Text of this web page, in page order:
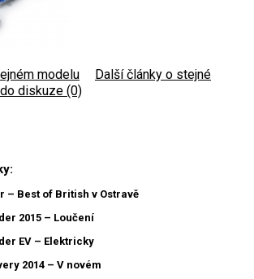
modelu
Další články o stejné
diskuze (0)
– Best of British v Ostravě
2015 – Loučení
EV – Elektricky
2014 – V novém